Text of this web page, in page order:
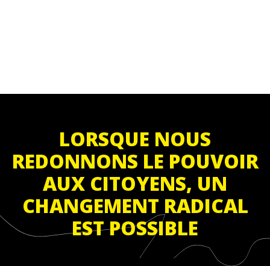
LORSQUE NOUS
REDONNONS LE POUVOIR
AUX CITOYENS, UN
CHANGEMENT RADICAL
EST POSSIBLE